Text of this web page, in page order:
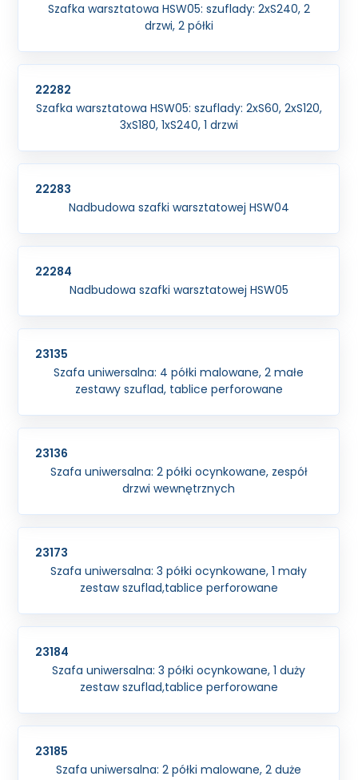
Szafka warsztatowa HSW05: szuflady: 2xS240, 2
drzwi, 2 półki
22282
Szafka warsztatowa HSW05: szuflady: 2xS60, 2xS120,
3xS180, 1xS240, 1 drzwi
22283
Nadbudowa szafki warsztatowej HSW04
22284
Nadbudowa szafki warsztatowej HSW05
23135
Szafa uniwersalna: 4 półki malowane, 2 małe
zestawy szuflad, tablice perforowane
23136
Szafa uniwersalna: 2 półki ocynkowane, zespół
drzwi wewnętrznych
23173
Szafa uniwersalna: 3 półki ocynkowane, 1 mały
zestaw szuflad,tablice perforowane
23184
Szafa uniwersalna: 3 półki ocynkowane, 1 duży
zestaw szuflad,tablice perforowane
23185
Szafa uniwersalna: 2 półki malowane, 2 duże